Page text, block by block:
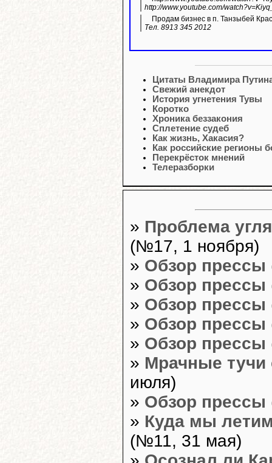
http://www.youtube.com/
Продам бизнес в п. Танзыбей
Тел. 8913 345 2012
Цитаты Владимира
Свежий анекдот
История угнетения Тувы
Коротко
Хроника беззакония
Сплетение судеб
Как жизнь, Хакасия?
Как российские регионы
Перекрёсток мнений
Телеразборки
» Проблема
(№17, 1 ноября)
» Обзор прессы
» Обзор прессы
» Обзор прессы
» Обзор прессы
» Обзор прессы
» Мрачные тучи
июля)
» Обзор прессы
» Куда мы
(№11, 31 мая)